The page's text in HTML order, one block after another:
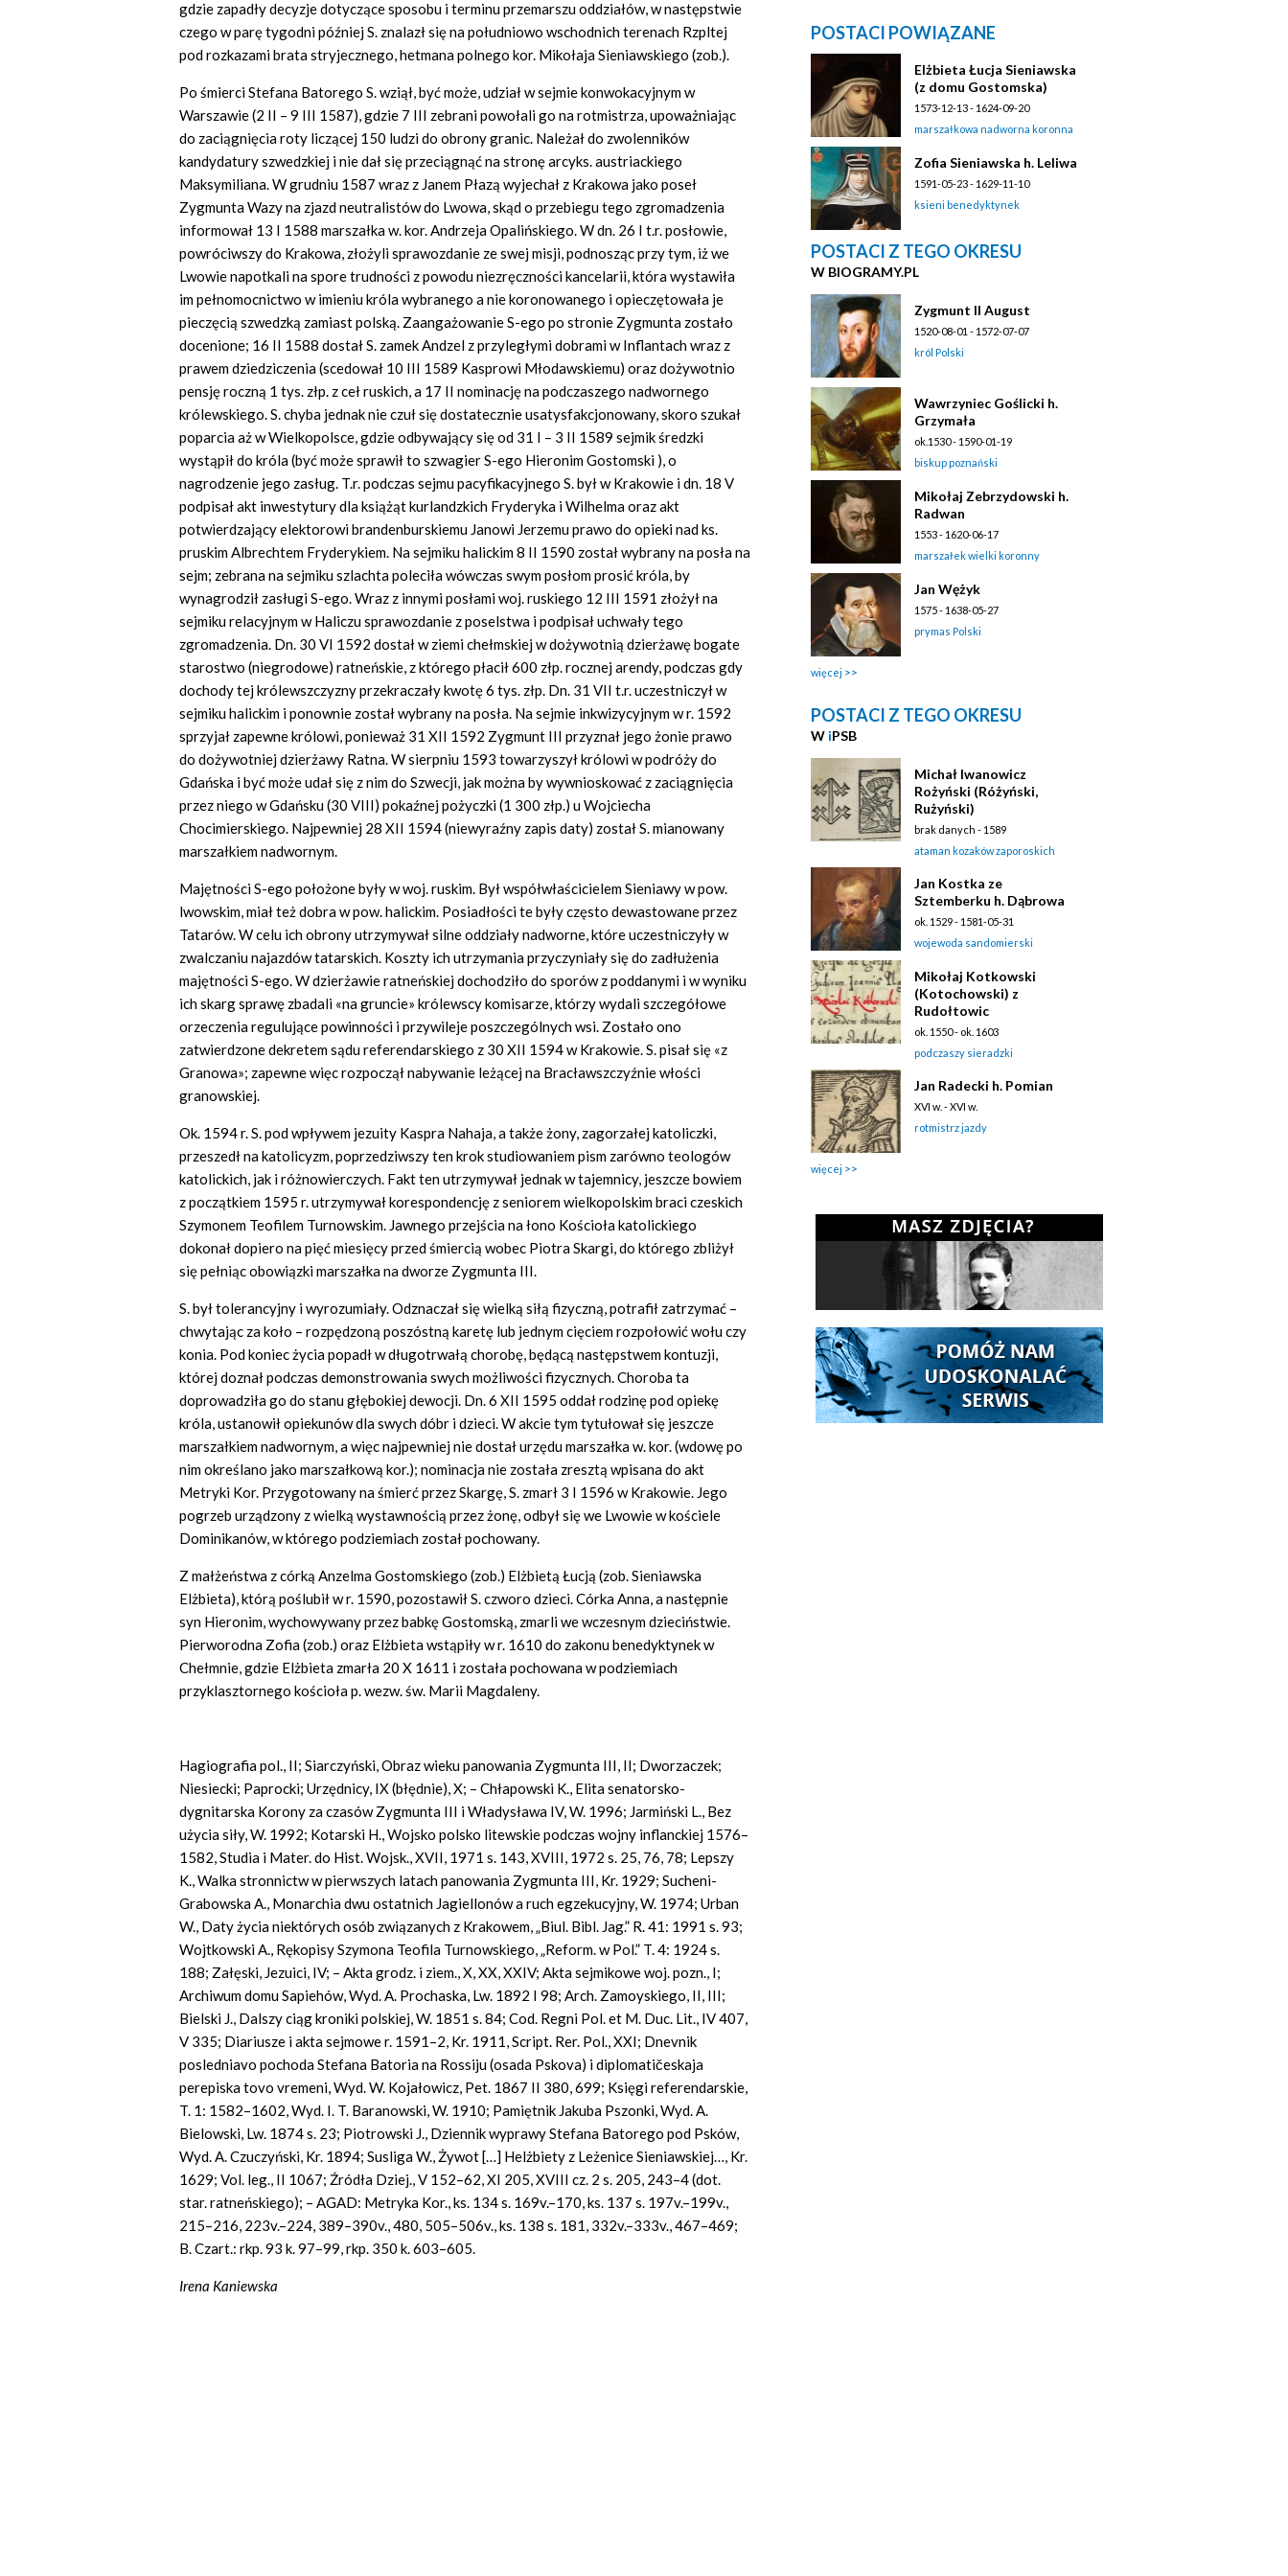
gdzie zapadły decyzje dotyczące sposobu i terminu przemarszu oddziałów, w następstwie
czego w parę tygodni później S. znalazł się na południowo wschodnich terenach Rzpltej
pod rozkazami brata stryjecznego, hetmana polnego kor. Mikołaja Sieniawskiego (zob.).
Po śmierci Stefana Batorego S. wziął, być może, udział w sejmie konwokacyjnym w
Warszawie (2 II – 9 III 1587), gdzie 7 III zebrani powołali go na rotmistrza, upoważniając
do zaciągnięcia roty liczącej 150 ludzi do obrony granic. Należał do zwolenników
kandydatury szwedzkiej i nie dał się przeciągnąć na stronę arcyks. austriackiego
Maksymiliana. W grudniu 1587 wraz z Janem Płazą wyjechał z Krakowa jako poseł
Zygmunta Wazy na zjazd neutralistów do Lwowa, skąd o przebiegu tego zgromadzenia
informował 13 I 1588 marszałka w. kor. Andrzeja Opalińskiego. W dn. 26 I t.r. posłowie,
powróciwszy do Krakowa, złożyli sprawozdanie ze swej misji, podnosząc przy tym, iż we
Lwowie napotkali na spore trudności z powodu niezręczności kancelarii, która wystawiła
im pełnomocnictwo w imieniu króla wybranego a nie koronowanego i opieczętowała je
pieczęcią szwedzką zamiast polską. Zaangażowanie S-ego po stronie Zygmunta zostało
docenione; 16 II 1588 dostał S. zamek Andzel z przyległymi dobrami w Inflantach wraz z
prawem dziedziczenia (scedował 10 III 1589 Kasprowi Młodawskiemu) oraz dożywotnio
pensję roczną 1 tys. złp. z ceł ruskich, a 17 II nominację na podczaszego nadwornego
królewskiego. S. chyba jednak nie czuł się dostatecznie usatysfakcjonowany, skoro szukał
poparcia aż w Wielkopolsce, gdzie odbywający się od 31 I – 3 II 1589 sejmik średzki
wystąpił do króla (być może sprawił to szwagier S-ego Hieronim Gostomski ), o
nagrodzenie jego zasług. T.r. podczas sejmu pacyfikacyjnego S. był w Krakowie i dn. 18 V
podpisał akt inwestytury dla książąt kurlandzkich Fryderyka i Wilhelma oraz akt
potwierdzający elektorowi brandenburskiemu Janowi Jerzemu prawo do opieki nad ks.
pruskim Albrechtem Fryderykiem. Na sejmiku halickim 8 II 1590 został wybrany na posła na
sejm; zebrana na sejmiku szlachta poleciła wówczas swym posłom prosić króla, by
wynagrodził zasługi S-ego. Wraz z innymi posłami woj. ruskiego 12 III 1591 złożył na
sejmiku relacyjnym w Haliczu sprawozdanie z poselstwa i podpisał uchwały tego
zgromadzenia. Dn. 30 VI 1592 dostał w ziemi chełmskiej w dożywotnią dzierżawę bogate
starostwo (niegrodowe) ratneńskie, z którego płacił 600 złp. rocznej arendy, podczas gdy
dochody tej królewszczyzny przekraczały kwotę 6 tys. złp. Dn. 31 VII t.r. uczestniczył w
sejmiku halickim i ponownie został wybrany na posła. Na sejmie inkwizycyjnym w r. 1592
sprzyjał zapewne królowi, ponieważ 31 XII 1592 Zygmunt III przyznał jego żonie prawo
do dożywotniej dzierżawy Ratna. W sierpniu 1593 towarzyszył królowi w podróży do
Gdańska i być może udał się z nim do Szwecji, jak można by wywnioskować z zaciągnięcia
przez niego w Gdańsku (30 VIII) pokaźnej pożyczki (1 300 złp.) u Wojciecha
Chocimierskiego. Najpewniej 28 XII 1594 (niewyraźny zapis daty) został S. mianowany
marszałkiem nadwornym.
Majętności S-ego położone były w woj. ruskim. Był współwłaścicielem Sieniawy w pow.
lwowskim, miał też dobra w pow. halickim. Posiadłości te były często dewastowane przez
Tatarów. W celu ich obrony utrzymywał silne oddziały nadworne, które uczestniczyły w
zwalczaniu najazdów tatarskich. Koszty ich utrzymania przyczyniały się do zadłużenia
majętności S-ego. W dzierżawie ratneńskiej dochodziło do sporów z poddanymi i w wyniku
ich skarg sprawę zbadali «na gruncie» królewscy komisarze, którzy wydali szczegółowe
orzeczenia regulujące powinności i przywileje poszczególnych wsi. Zostało ono
zatwierdzone dekretem sądu referendarskiego z 30 XII 1594 w Krakowie. S. pisał się «z
Granowa»; zapewne więc rozpoczął nabywanie leżącej na Bracławszczyźnie włości
granowskiej.
Ok. 1594 r. S. pod wpływem jezuity Kaspra Nahaja, a także żony, zagorzałej katoliczki,
przeszedł na katolicyzm, poprzedziwszy ten krok studiowaniem pism zarówno teologów
katolickich, jak i różnowierczych. Fakt ten utrzymywał jednak w tajemnicy, jeszcze bowiem
z początkiem 1595 r. utrzymywał korespondencję z seniorem wielkopolskim braci czeskich
Szymonem Teofilem Turnowskim. Jawnego przejścia na łono Kościoła katolickiego
dokonał dopiero na pięć miesięcy przed śmiercią wobec Piotra Skargi, do którego zbliżył
się pełniąc obowiązki marszałka na dworze Zygmunta III.
S. był tolerancyjny i wyrozumiały. Odznaczał się wielką siłą fizyczną, potrafił zatrzymać –
chwytając za koło – rozpędzoną poszóstną karetę lub jednym cięciem rozpołowić wołu czy
konia. Pod koniec życia popadł w długotrwałą chorobę, będącą następstwem kontuzji,
której doznał podczas demonstrowania swych możliwości fizycznych. Choroba ta
doprowadziła go do stanu głębokiej dewocji. Dn. 6 XII 1595 oddał rodzinę pod opiekę
króla, ustanowił opiekunów dla swych dóbr i dzieci. W akcie tym tytułował się jeszcze
marszałkiem nadwornym, a więc najpewniej nie dostał urzędu marszałka w. kor. (wdowę po
nim określano jako marszałkową kor.); nominacja nie została zresztą wpisana do akt
Metryki Kor. Przygotowany na śmierć przez Skargę, S. zmarł 3 I 1596 w Krakowie. Jego
pogrzeb urządzony z wielką wystawnością przez żonę, odbył się we Lwowie w kościele
Dominikanów, w którego podziemiach został pochowany.
Z małżeństwa z córką Anzelma Gostomskiego (zob.) Elżbietą Łucją (zob. Sieniawska
Elżbieta), którą poślubił w r. 1590, pozostawił S. czworo dzieci. Córka Anna, a następnie
syn Hieronim, wychowywany przez babkę Gostomską, zmarli we wczesnym dzieciństwie.
Pierworodna Zofia (zob.) oraz Elżbieta wstąpiły w r. 1610 do zakonu benedyktynek w
Chełmnie, gdzie Elżbieta zmarła 20 X 1611 i została pochowana w podziemiach
przyklasztornego kościoła p. wezw. św. Marii Magdaleny.
Hagiografia pol., II; Siarczyński, Obraz wieku panowania Zygmunta III, II; Dworzaczek;
Niesiecki; Paprocki; Urzędnicy, IX (błędnie), X; – Chłapowski K., Elita senatorsko-
dygnitarska Korony za czasów Zygmunta III i Władysława IV, W. 1996; Jarmiński L., Bez
użycia siły, W. 1992; Kotarski H., Wojsko polsko litewskie podczas wojny inflanckiej 1576–
1582, Studia i Mater. do Hist. Wojsk., XVII, 1971 s. 143, XVIII, 1972 s. 25, 76, 78; Lepszy
K., Walka stronnictw w pierwszych latach panowania Zygmunta III, Kr. 1929; Sucheni-
Grabowska A., Monarchia dwu ostatnich Jagiellonów a ruch egzekucyjny, W. 1974; Urban
W., Daty życia niektórych osób związanych z Krakowem, „Biul. Bibl. Jag.” R. 41: 1991 s. 93;
Wojtkowski A., Rękopisy Szymona Teofila Turnowskiego, „Reform. w Pol.” T. 4: 1924 s.
188; Załęski, Jezuici, IV; – Akta grodz. i ziem., X, XX, XXIV; Akta sejmikowe woj. pozn., I;
Archiwum domu Sapiehów, Wyd. A. Prochaska, Lw. 1892 I 98; Arch. Zamoyskiego, II, III;
Bielski J., Dalszy ciąg kroniki polskiej, W. 1851 s. 84; Cod. Regni Pol. et M. Duc. Lit., IV 407,
V 335; Diariusze i akta sejmowe r. 1591–2, Kr. 1911, Script. Rer. Pol., XXI; Dnevnik
posledniavo pochoda Stefana Batoria na Rossiju (osada Pskova) i diplomatičeskaja
perepiska tovo vremeni, Wyd. W. Kojałowicz, Pet. 1867 II 380, 699; Księgi referendarskie,
T. 1: 1582–1602, Wyd. I. T. Baranowski, W. 1910; Pamiętnik Jakuba Pszonki, Wyd. A.
Bielowski, Lw. 1874 s. 23; Piotrowski J., Dziennik wyprawy Stefana Batorego pod Psków,
Wyd. A. Czuczyński, Kr. 1894; Susliga W., Żywot […] Helżbiety z Leżenice Sieniawskiej…, Kr.
1629; Vol. leg., II 1067; Źródła Dziej., V 152–62, XI 205, XVIII cz. 2 s. 205, 243–4 (dot.
star. ratneńskiego); – AGAD: Metryka Kor., ks. 134 s. 169v.–170, ks. 137 s. 197v.–199v.,
215–216, 223v.–224, 389–390v., 480, 505–506v., ks. 138 s. 181, 332v.–333v., 467–469;
B. Czart.: rkp. 93 k. 97–99, rkp. 350 k. 603–605.
Irena Kaniewska
POSTACI POWIĄZANE
Elżbieta Łucja Sieniawska
(z domu Gostomska)
1573-12-13 - 1624-09-20
marszałkowa nadworna koronna
Zofia Sieniawska h. Leliwa
1591-05-23 - 1629-11-10
ksieni benedyktynek
POSTACI Z TEGO OKRESU
W BIOGRAMY.PL
Zygmunt II August
1520-08-01 - 1572-07-07
król Polski
Wawrzyniec Goślicki h.
Grzymała
ok.1530 - 1590-01-19
biskup poznański
Mikołaj Zebrzydowski h.
Radwan
1553 - 1620-06-17
marszałek wielki koronny
Jan Wężyk
1575 - 1638-05-27
prymas Polski
więcej
POSTACI Z TEGO OKRESU
W iPSB
Michał Iwanowicz
Rożyński (Różyński,
Rużyński)
brak danych - 1589
ataman kozaków zaporoskich
Jan Kostka ze
Sztemberku h. Dąbrowa
ok. 1529 - 1581-05-31
wojewoda sandomierski
Mikołaj Kotkowski
(Kotochowski) z
Rudołtowic
ok. 1550 - ok. 1603
podczaszy sieradzki
Jan Radecki h. Pomian
XVI w. - XVI w.
rotmistrz jazdy
więcej